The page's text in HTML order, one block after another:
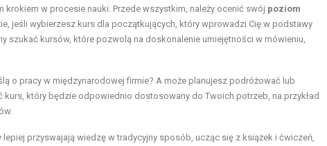
w procesie nauki. Przede wszystkim, należy ocenić swój poziom
jeśli wybierzesz kurs dla początkujących, który wprowadzi Cię w podstawy
szukać kursów, które pozwolą na doskonalenie umiejętności w mówieniu,
o pracy w międzynarodowej firmie? A może planujesz podróżować lub
który będzie odpowiednio dostosowany do Twoich potrzeb, na przykład
lepiej przyswajają wiedzę w tradycyjny sposób, ucząc się z książek i ćwiczeń,